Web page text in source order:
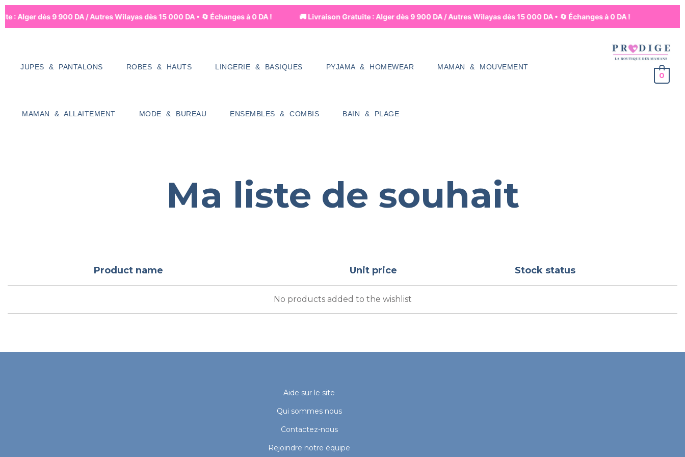
: Alger dès 9 900 DA / Autres Wilayas dès 15 000 DA • 🔄 Échanges à 0 DA ! 🚚 Livraison Gratuite : Alger dès 9 900 DA / Autres Wilayas dès 15 000 DA • 🔄 Échanges à 0 DA !
JUPES & PANTALONS ROBES & HAUTS LINGERIE & BASIQUES PYJAMA & HOMEWEAR MAMAN & MOUVEMENT
MAMAN & ALLAITEMENT MODE & BUREAU ENSEMBLES & COMBIS BAIN & PLAGE
0
Ma liste de souhait
Product name Unit price Stock status
No products added to the wishlist
Aide sur le site
Qui sommes nous
Contactez-nous
Rejoindre notre équipe